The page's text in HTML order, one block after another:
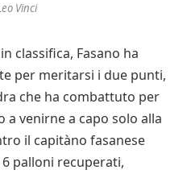
Vinci
classifica, Fasano ha
per meritarsi i due punti,
che ha combattuto per
venirne a capo solo alla
il capitàno fasanese
palloni recuperati,